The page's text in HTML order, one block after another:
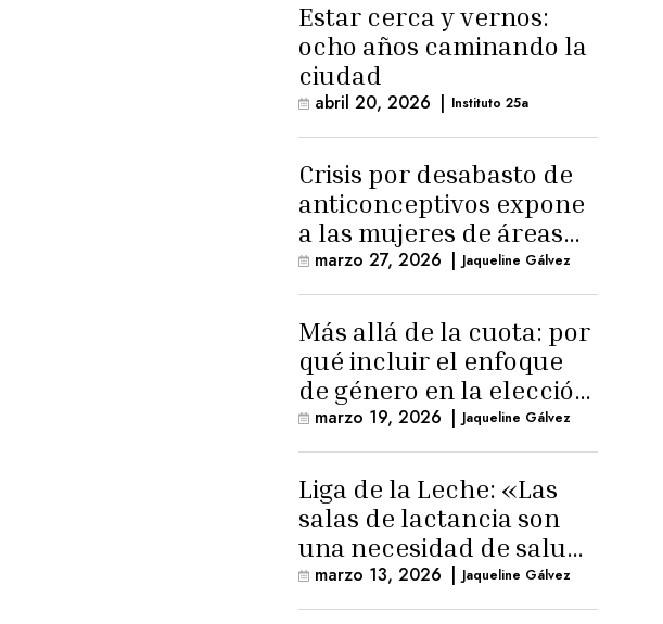
Estar cerca y vernos:
ocho años caminando la
ciudad
abril 20, 2026 | Instituto 25a
Crisis por desabasto de
anticonceptivos expone
a las mujeres de áreas
rurales
marzo 27, 2026 | Jaqueline Gálvez
Más allá de la cuota: por
qué incluir el enfoque
de género en la elección
de Fiscal General
marzo 19, 2026 | Jaqueline Gálvez
Liga de la Leche: «Las
salas de lactancia son
una necesidad de salud
pública»
marzo 13, 2026 | Jaqueline Gálvez